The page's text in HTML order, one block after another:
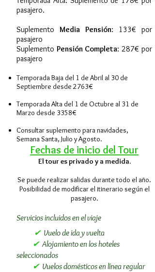
pasajero.
SuplementoMedia Pensión: 133€ por
pasajero
Suplemento Pensión Completa: 287€ por
pasajero
Temporada Baja del 1 de Abril al 30 de
Septiembre desde 2763€
Temporada Alta del 1 de Octubre al 31 de
Marzo desde 3358€
Consultar suplemento para navidades,
Semana Santa, Julio y Agosto.
Fechas de inicio del Tour
El tour es privado y a medida.
Se puede realizar salidas durante todo el año.
Posibilidad de modificar el itinerario según el
pasajero.
Servicios incluidos en el viaje​
✔ Vuelo de ida y vuelta
✔ Alojamiento en los hoteles
seleccionados
✔ Vuelos domésticos en línea regular